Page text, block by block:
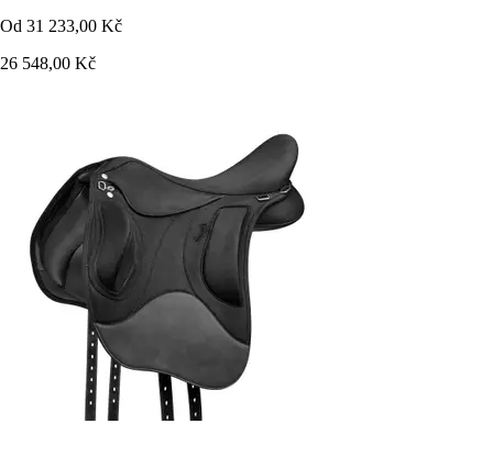
Od 31 233,00 Kč
26 548,00 Kč